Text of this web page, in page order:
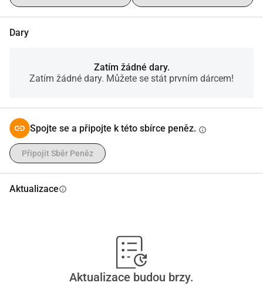
Dary
Zatím žádné dary.
Zatím žádné dary. Můžete se stát prvním dárcem!
Spojte se a připojte k této sbírce peněz. info
Připojit Sběr Peněz
Aktualizaceinfo
Aktualizace budou brzy.